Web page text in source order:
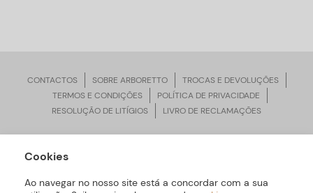
CONTACTOS SOBRE ARBORETTO
TROCAS E DEVOLUÇÕES
TERMOS E CONDIÇÕES
POLÍTICA DE PRIVACIDADE
RESOLUÇÃO DE LITÍGIOS
LIVRO DE RECLAMAÇÕES
ARBORETTO © Todos os Direitos Reservados | Desenvolvido por
Cookies
Ao navegar no nosso site está a concordar com a sua